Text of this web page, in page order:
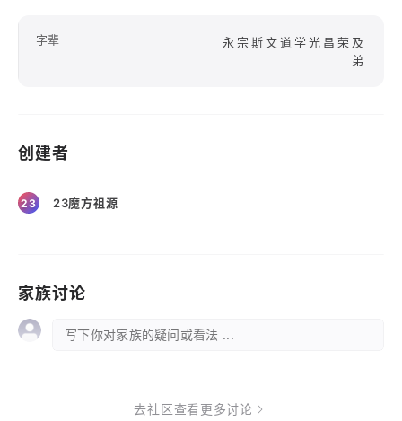
字辈
永宗斯文道学光昌荣及
弟
创建者
23 23魔方祖源
家族讨论
写下你对家族的疑问或看法 ...
去社区查看更多讨论